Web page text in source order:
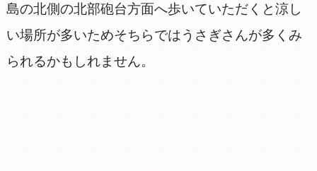
島の北側の北部砲台方面へ歩いていただくと涼し
い場所が多いためそちらではうさぎさんが多くみ
られるかもしれません。